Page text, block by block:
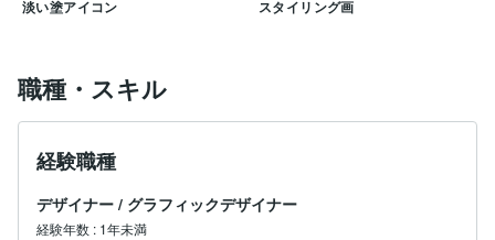
淡い塗アイコン スタイリング画
職種・スキル
経験職種
デザイナー / グラフィックデザイナー
経験年数 : 1年未満